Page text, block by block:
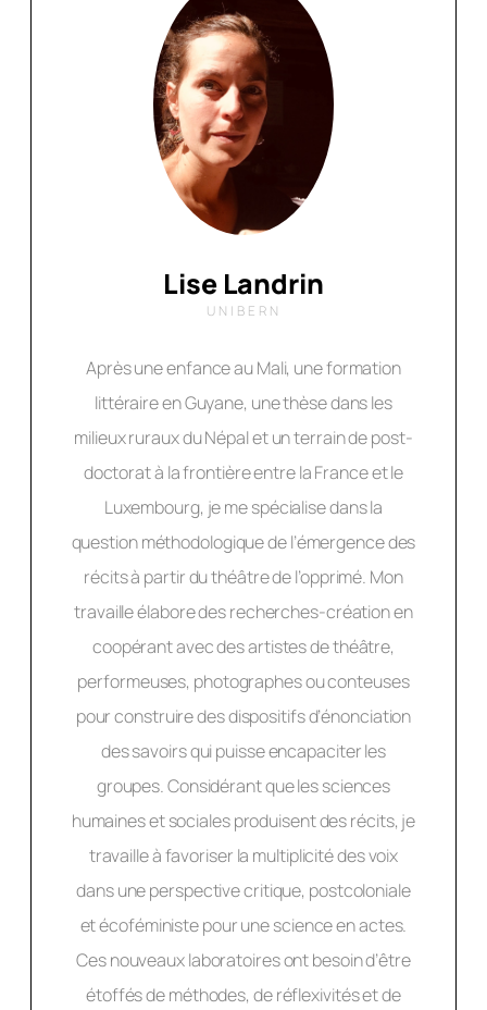
Lise Landrin
UNIBERN
Après une enfance au Mali, une formation
littéraire en Guyane, une thèse dans les
milieux ruraux du Népal et un terrain de post-
doctorat à la frontière entre la France et le
Luxembourg, je me spécialise dans la
question méthodologique de l’émergence des
récits à partir du théâtre de l’opprimé. Mon
travaille élabore des recherches-création en
coopérant avec des artistes de théâtre,
performeuses, photographes ou conteuses
pour construire des dispositifs d’énonciation
des savoirs qui puisse encapaciter les
groupes. Considérant que les sciences
humaines et sociales produisent des récits, je
travaille à favoriser la multiplicité des voix
dans une perspective critique, postcoloniale
et écoféministe pour une science en actes.
Ces nouveaux laboratoires ont besoin d’être
étoffés de méthodes, de réflexivités et de